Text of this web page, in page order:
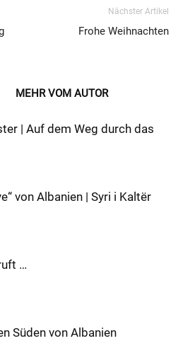
Nächster Artikel
Frohe Weihnachten
MEHR VOM AUTOR
| Auf dem Weg durch das
von Albanien | Syri i Kaltër
…
Süden von Albanien